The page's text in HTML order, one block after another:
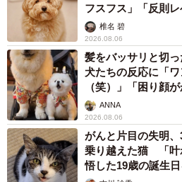
フスフス」「反則レ
椎名 碧
2026.08.06
髪をバッサリと切
犬たちの反応に「
（笑）」「困り顔が
ANNA
2026.08.06
がんと片目の失明
乗り越えた猫 「叶
悟した19歳の誕生